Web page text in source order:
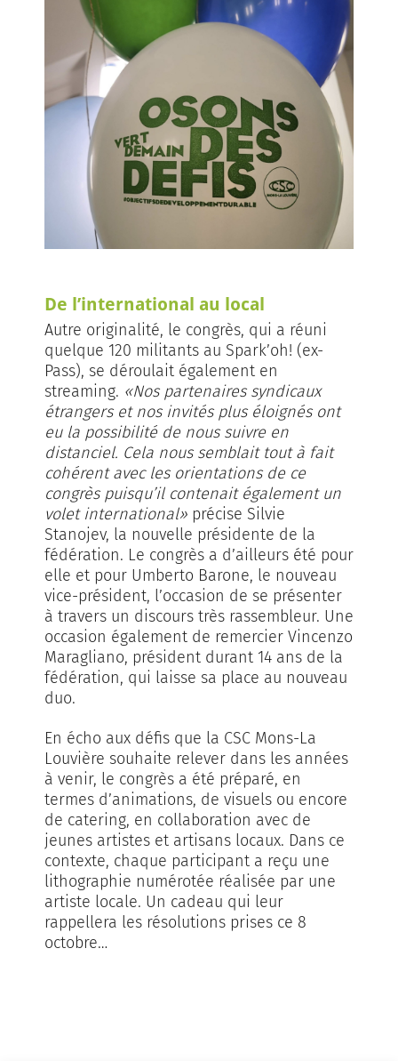
De l’international au local
Autre originalité, le congrès, qui a réuni
quelque 120 militants au Spark’oh! (ex-
Pass), se déroulait également en
streaming. «Nos partenaires syndicaux
étrangers et nos invités plus éloignés ont
eu la possibilité de nous suivre en
distanciel. Cela nous semblait tout à fait
cohérent avec les orientations de ce
congrès puisqu’il contenait également un
volet international» précise Silvie
Stanojev, la nouvelle présidente de la
fédération. Le congrès a d’ailleurs été pour
elle et pour Umberto Barone, le nouveau
vice-président, l’occasion de se présenter
à travers un discours très rassembleur. Une
occasion également de remercier Vincenzo
Maragliano, président durant 14 ans de la
fédération, qui laisse sa place au nouveau
duo.
En écho aux défis que la CSC Mons-La
Louvière souhaite relever dans les années
à venir, le congrès a été préparé, en
termes d’animations, de visuels ou encore
de catering, en collaboration avec de
jeunes artistes et artisans locaux. Dans ce
contexte, chaque participant a reçu une
lithographie numérotée réalisée par une
artiste locale. Un cadeau qui leur
rappellera les résolutions prises ce 8
octobre…